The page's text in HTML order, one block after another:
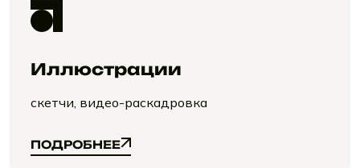
Иллюстрации
скетчи, видео-раскадровка
ПОДРОБНЕЕ
ПОДРОБНЕЕ